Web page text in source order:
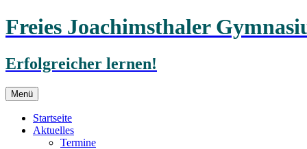
Freies Joachimsthaler
Erfolgreicher lernen!
Menü Zum
Inhalt
springen
Startseite
Aktuelles
Termine